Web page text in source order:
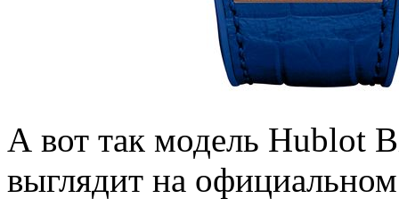
А вот так модель Hublot
выглядит на